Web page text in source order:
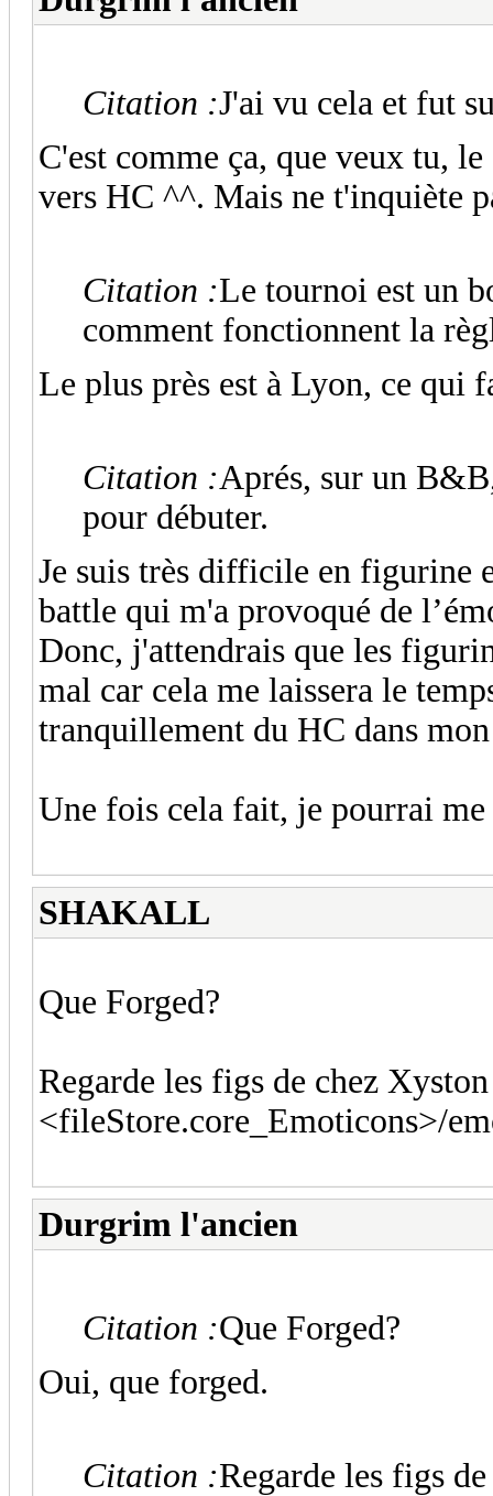
Citation :J'ai vu cela et fut
C'est comme ça, que veux tu,
vers HC ^^. Mais ne t'inquiète
Citation :Le tournoi est un
comment fonctionnent la
Le plus près est à Lyon, ce qui
Citation :Aprés, sur un
pour débuter.
Je suis très difficile en figurine
battle qui m'a provoqué de
Donc, j'attendrais que les
mal car cela me laissera le
tranquillement du HC dans
Une fois cela fait, je pourrai
SHAKALL
Que Forged?
Regarde les figs de chez
<fileStore.core_Emoticons>/
Durgrim l'ancien
Citation :Que Forged?
Oui, que forged.
Citation :Regarde les figs